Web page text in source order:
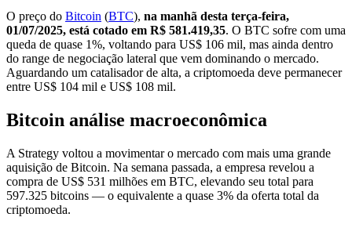
O preço do Bitcoin (BTC), na manhã desta terça-feira,
01/07/2025, está cotado em R$ 581.419,35. O BTC sofre com uma
queda de quase 1%, voltando para US$ 106 mil, mas ainda dentro
do range de negociação lateral que vem dominando o mercado.
Aguardando um catalisador de alta, a criptomoeda deve permanecer
entre US$ 104 mil e US$ 108 mil.
Bitcoin análise macroeconômica
A Strategy voltou a movimentar o mercado com mais uma grande
aquisição de Bitcoin. Na semana passada, a empresa revelou a
compra de US$ 531 milhões em BTC, elevando seu total para
597.325 bitcoins — o equivalente a quase 3% da oferta total da
criptomoeda.